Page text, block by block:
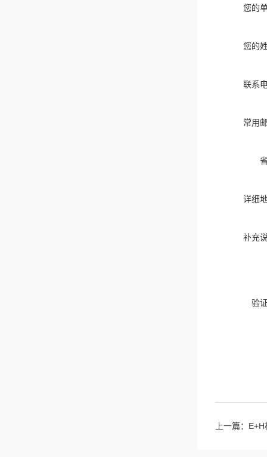
您的
您的
联系
常用
详细
补充
验
上一篇：